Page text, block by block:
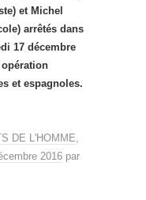
et Michel
arrêtés dans
17 décembre
opération
et espagnoles.
DE L'HOMME
2016 par